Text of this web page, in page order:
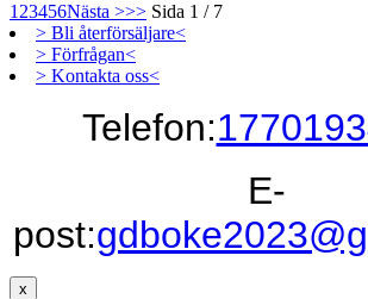
1 23456Nästa >>> Sida 1 / 7
> Bli återförsäljare<
> Förfrågan<
> Kontakta oss<
Telefon:
E-
post:
x